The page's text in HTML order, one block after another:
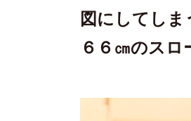
図にしてし
６６㎝のスロ